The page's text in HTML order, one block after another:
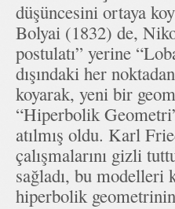
düşüncesini ortaya
Bolyai (1832) de,
postulatı” yerine
dışındaki her
koyarak, yeni bir
“Hiperbolik
atılmış oldu. Karl
çalışmalarını gizli
sağladı, bu modelleri
hiperbolik